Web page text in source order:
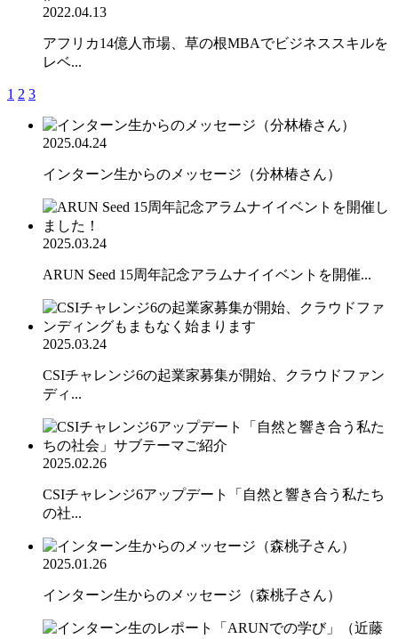
2022.04.13
アフリカ14億人市場、草の根MBAでビジネススキルを
レベ...
1 2 3
2025.04.24
インターン生からのメッセージ（分林椿さん）
2025.03.24
ARUN Seed 15周年記念アラムナイイベントを開催...
2025.03.24
CSIチャレンジ6の起業家募集が開始、クラウドファン
ディ...
2025.02.26
CSIチャレンジ6アップデート「自然と響き合う私たち
の社...
2025.01.26
インターン生からのメッセージ（森桃子さん）